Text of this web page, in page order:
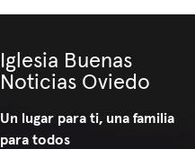
Iglesia Buenas
Noticias Oviedo
Un lugar para ti, una familia
para todos